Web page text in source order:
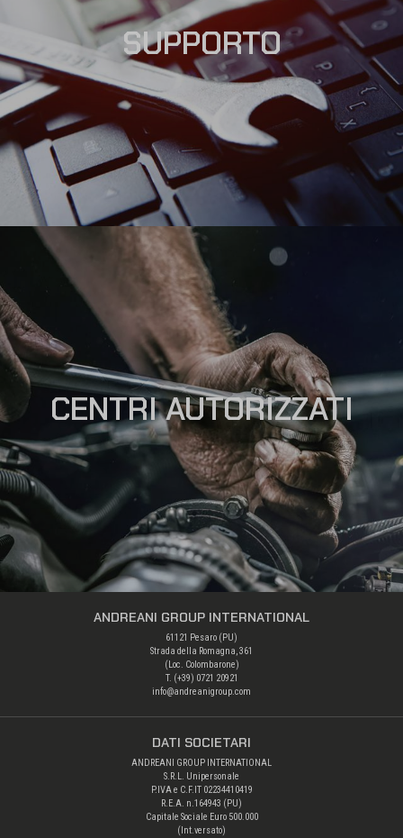
SUPPORTO
CENTRI AUTORIZZATI
ANDREANI GROUP INTERNATIONAL
61121 Pesaro (PU)
Strada della Romagna, 361
(Loc. Colombarone)
T. (+39) 0721 20921
info@andreanigroup.com
DATI SOCIETARI
ANDREANI GROUP INTERNATIONAL
S.R.L. Unipersonale
P.IVA e C.F.IT 02234410419
R.E.A. n.164943 (PU)
Capitale Sociale Euro 500.000
(Int.versato)